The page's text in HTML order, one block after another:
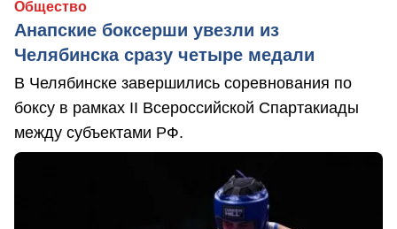
Общество
Анапские боксерши увезли из
Челябинска сразу четыре медали
В Челябинске завершились соревнования по
боксу в рамках II Всероссийской Спартакиады
между субъектами РФ.